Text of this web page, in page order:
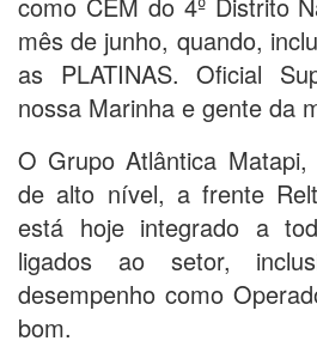
mês de junho, quando,
as PLATINAS. Oficial
nossa Marinha e gente da
O Grupo Atlântica
de alto nível, a frente
está hoje integrado a
ligados ao setor,
desempenho como
bom.